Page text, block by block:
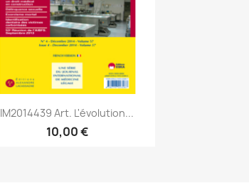
Aperçu rapide
IM2014439 Art. L'évolution...
10,00 €